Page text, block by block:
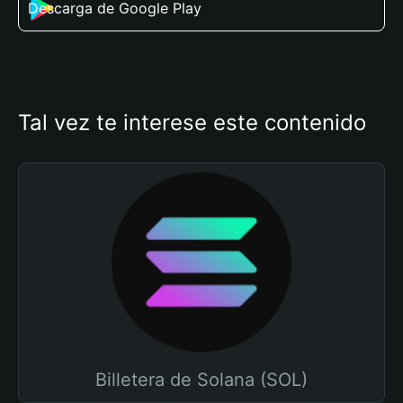
Descarga de Google Play
Tal vez te interese este contenido
Billetera de Solana (SOL)